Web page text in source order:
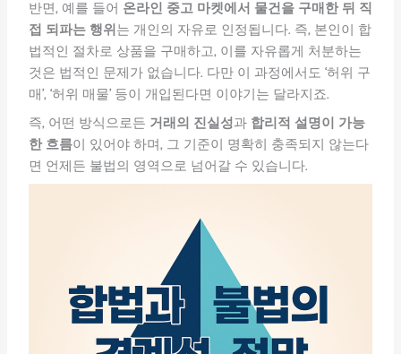
반면, 예를 들어 온라인 중고 마켓에서 물건을 구매한 뒤 직
접 되파는 행위 는 개인의 자유로 인정됩니다. 즉, 본인이 합
법적인 절차로 상품을 구매하고, 이를 자유롭게 처분하는
것은 법적인 문제가 없습니다. 다만 이 과정에서도 ‘허위 구
매’, ‘허위 매물’ 등이 개입된다면 이야기는 달라지죠.
즉, 어떤 방식으로든 거래의 진실성과 합리적 설명이 가능
한 흐름이 있어야 하며, 그 기준이 명확히 충족되지 않는다
면 언제든 불법의 영역으로 넘어갈 수 있습니다.